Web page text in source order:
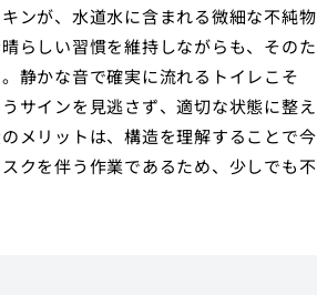
ンが、水道水に含まれる微細な不純物
らしい習慣を維持しながらも、そのた
静かな音で確実に流れるトイレこそ
サインを見逃さず、適切な状態に整え
メリットは、構造を理解することで今
クを伴う作業であるため、少しでも不